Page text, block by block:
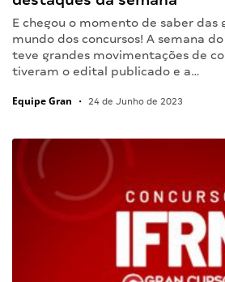
E chegou o momento de saber das
mundo dos concursos! A semana
teve grandes movimentações de
tiveram o edital publicado e a…
Equipe Gran • 24 de Junho de 2023